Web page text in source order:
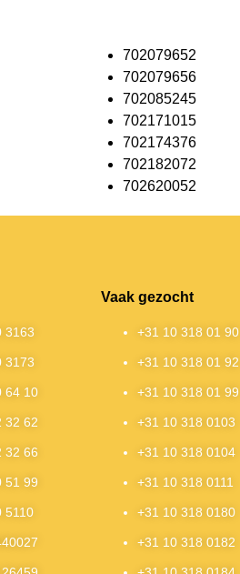
702079652
702079656
702085245
702171015
702174376
702182072
702620052
3163
3173
64 10
32 62
32 66
51 99
5110
Vaak gezocht
+31 10 318 01 90
+31 10 318 01 92
+31 10 318 01 99
+31 10 318 0103
+31 10 318 0104
+31 10 318 0111
+31 10 318 0180
+31 10 318 0182